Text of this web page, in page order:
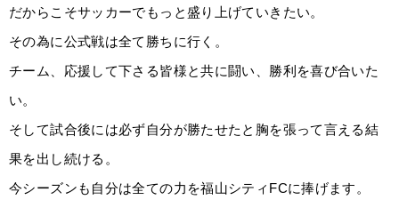
だからこそサッカーでもっと盛り上げていきたい。
その為に公式戦は全て勝ちに行く。
チーム、応援して下さる皆様と共に闘い、勝利を喜び合いた
い。
そして試合後には必ず自分が勝たせたと胸を張って言える結
果を出し続ける。
今シーズンも自分は全ての力を福山シティFCに捧げます。